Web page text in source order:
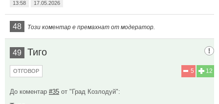
13:58 17.05.2026
48 Този коментар е премахнат от модератор.
49 Тиго
12
5
ОТГОВОР
До коментар #35 от "Град Козлодуй":